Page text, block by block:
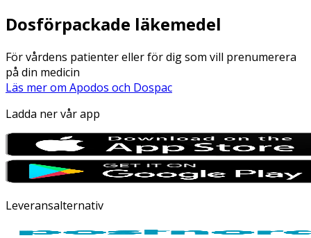
Dosförpackade läkemedel
För vårdens patienter eller för dig som vill prenumerera
på din medicin
Läs mer om Apodos och Dospac
Ladda ner vår app
Leveransalternativ